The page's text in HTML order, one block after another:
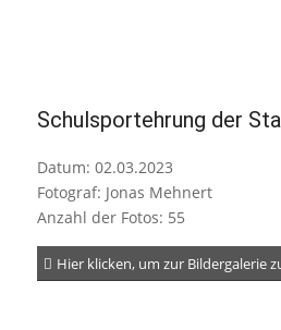
Schulsportehrung der
Datum: 02.03.2023
Fotograf: Jonas Mehnert
Anzahl der Fotos: 55
Hier klicken, um zur Bildergalerie